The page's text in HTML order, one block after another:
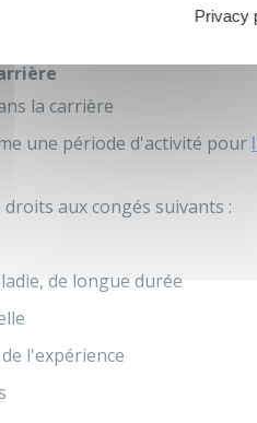
particulières ne
congé.
la carrière
une période d'activité pour
aux congés suivants :
de longue durée
l'expérience
Privacy